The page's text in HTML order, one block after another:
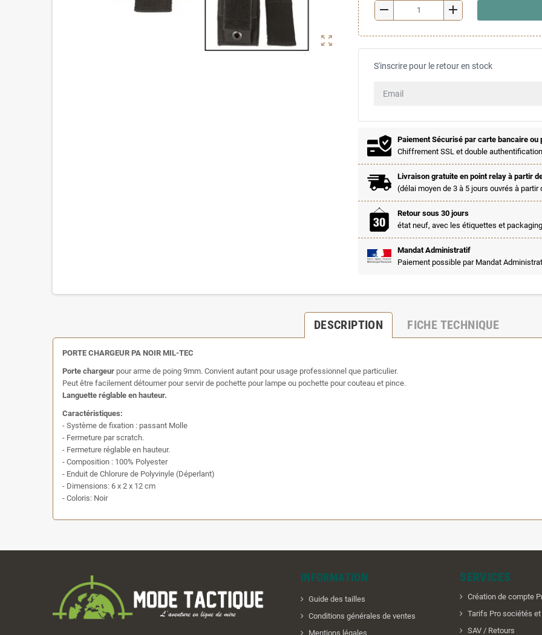
zoom_out_map
remove add
S'inscrire pour le retour en stock
Paiement Sécurisé par carte bancaire ou
Chiffrement SSL et double
Livraison gratuite en point relay à partir
(délai moyen de 3 à 5 jours ouvrés à partir
Retour sous 30 jours
état neuf, avec les étiquettes et
Mandat Administratif
Paiement possible par Mandat
DESCRIPTION FICHE TECHNIQUE
PORTE CHARGEUR PA NOIR MIL-TEC
Porte chargeur pour arme de poing 9mm. Convient autant pour usage professionnel que particulier.
Peut être facilement détourner pour servir de pochette pour lampe ou pochette pour couteau et pince.
Languette réglable en hauteur.
Caractéristiques:
- Système de fixation : passant Molle
- Fermeture par scratch.
- Fermeture réglable en hauteur.
- Composition : 100% Polyester
- Enduit de Chlorure de Polyvinyle (Déperlant)
- Dimensions: 6 x 2 x 12 cm
- Coloris: Noir
INFORMATION
Guide des tailles
Conditions générales de ventes
Mentions légales
SERVICES
Création de compte
Tarifs Pro sociétés
SAV / Retours